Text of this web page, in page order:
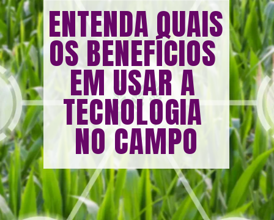
ENTENDA QUAIS
OS BENEFÍCIOS
EM USAR A
TECNOLOGIA
NO CAMPO